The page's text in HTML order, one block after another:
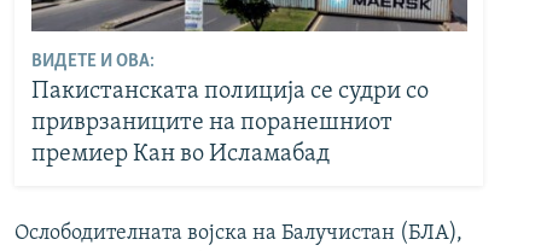
ВИДЕТЕ И ОВА:
Пакистанската полиција се судри со
приврзаниците на поранешниот
премиер Кан во Исламабад
Ослободителната војска на Балучистан (БЛА),